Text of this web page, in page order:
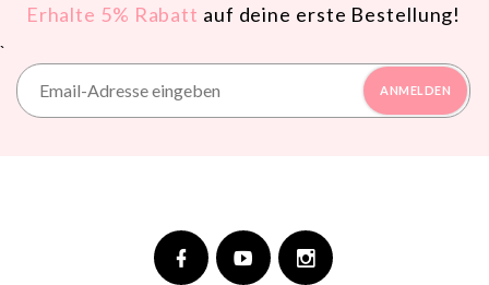
Erhalte 5% Rabatt auf deine erste Bestellung!
`
ANMELDEN